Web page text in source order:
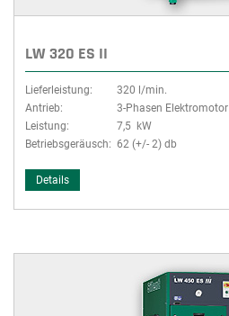
LW 320 ES II
Lieferleistung:
320 l/min.
Antrieb:
3-Phasen Elektromotor
Leistung:
7,5 kW
Betriebsgeräusch: 62 (+/- 2) db
Details